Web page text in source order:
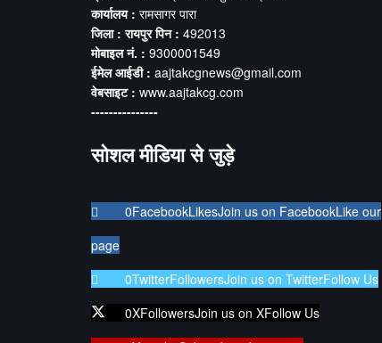
कार्यालय : रामसागर पारा
जिला : रायपुर पिन : 492013
मोबाइल नं. : 9300001549
ईमेल आईडी : aajtakcgnews@gmail.com
वेबसाइट : www.aajtakcg.com
---------------
सोशल मीडिया से जुड़े
0FacebookLikesJoin us on FacebookLike our
page
0TwitterFollowersJoin us on TwitterFollow Us
0XFollowersJoin us on XFollow Us